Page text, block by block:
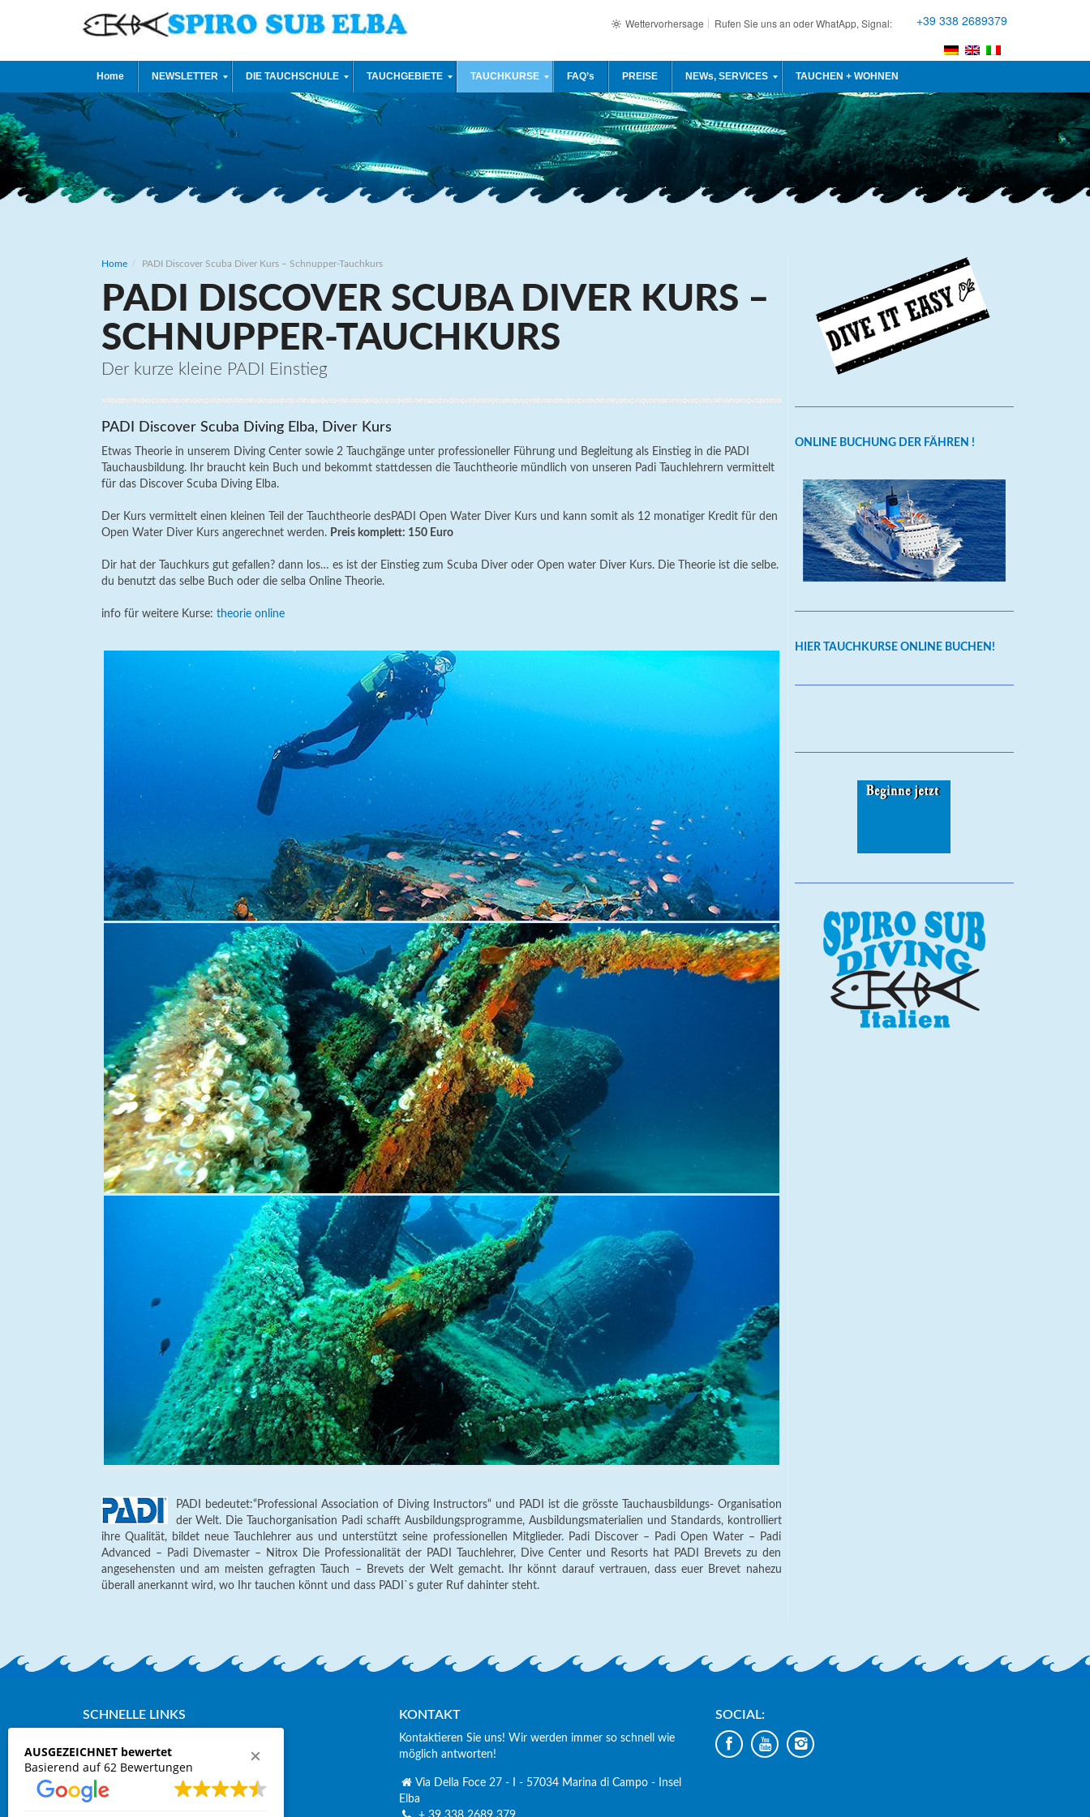
+39 338 2689379
Wettervorhersage Rufen Sie uns an oder WhatApp, Signal:
Home NEWSLETTER DIE TAUCHSCHULE TAUCHGEBIETE TAUCHKURSE FAQ’s PREISE NEWs, SERVICES TAUCHEN + WOHNEN
Home PADI Discover Scuba Diver Kurs – Schnupper-Tauchkurs
PADI DISCOVER SCUBA DIVER KURS –
SCHNUPPER-TAUCHKURS
Der kurze kleine PADI Einstieg
PADI Discover Scuba Diving Elba, Diver Kurs
Etwas Theorie in unserem Diving Center sowie 2 Tauchgänge unter professioneller Führung und Begleitung als Einstieg in die PADI
Tauchausbildung. Ihr braucht kein Buch und bekommt stattdessen die Tauchtheorie mündlich von unseren Padi Tauchlehrern vermittelt
für das Discover Scuba Diving Elba.
Der Kurs vermittelt einen kleinen Teil der Tauchtheorie desPADI Open Water Diver Kurs und kann somit als 12 monatiger Kredit für den
Open Water Diver Kurs angerechnet werden. Preis komplett: 150 Euro
Dir hat der Tauchkurs gut gefallen? dann los… es ist der Einstieg zum Scuba Diver oder Open water Diver Kurs. Die Theorie ist die selbe.
du benutzt das selbe Buch oder die selba Online Theorie.
info für weitere Kurse: theorie online
PADI bedeutet:“Professional Association of Diving Instructors“ und PADI ist die grösste Tauchausbildungs- Organisation
der Welt. Die Tauchorganisation Padi schafft Ausbildungsprogramme, Ausbildungsmaterialien und Standards, kontrolliert
ihre Qualität, bildet neue Tauchlehrer aus und unterstützt seine professionellen Mitglieder. Padi Discover – Padi Open Water – Padi
Advanced – Padi Divemaster – Nitrox Die Professionalität der PADI Tauchlehrer, Dive Center und Resorts hat PADI Brevets zu den
angesehensten und am meisten gefragten Tauch – Brevets der Welt gemacht. Ihr könnt darauf vertrauen, dass euer Brevet nahezu
überall anerkannt wird, wo Ihr tauchen könnt und dass PADI`s guter Ruf dahinter steht.
ONLINE BUCHUNG DER FÄHREN !
HIER TAUCHKURSE ONLINE BUCHEN!
SCHNELLE LINKS
Online Buchung der Fähre
Anfragen Tauchen und Wohnen
KONTAKT
Kontaktieren Sie uns! Wir werden immer so schnell wie
möglich antworten!
Via Della Foce 27 - I - 57034 Marina di Campo - Insel
Elba
SOCIAL:
AUSGEZEICHNET bewertet
Basierend auf 62 Bewertungen